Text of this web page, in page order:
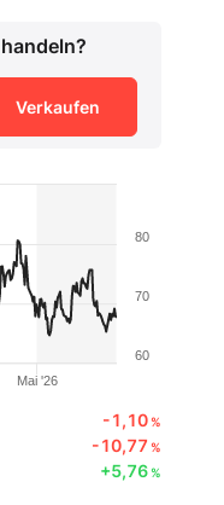
Verkaufen
Mai '26
60
70
80
-1,10%
-10,77 %
+5,76%